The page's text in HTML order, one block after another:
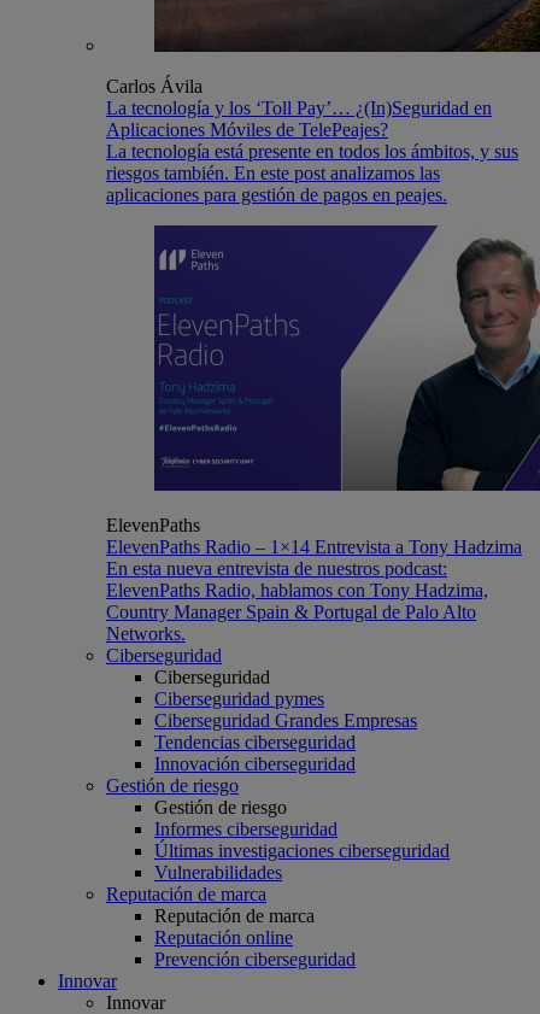
Carlos Ávila
La tecnología y los ‘Toll Pay’… ¿(In)Seguridad en
Aplicaciones Móviles de TelePeajes?
La tecnología está presente en todos los ámbitos, y sus
riesgos también. En este post analizamos las
aplicaciones para gestión de pagos en peajes.
ElevenPaths
ElevenPaths Radio – 1×14 Entrevista a Tony Hadzima
En esta nueva entrevista de nuestros podcast:
ElevenPaths Radio, hablamos con Tony Hadzima,
Country Manager Spain & Portugal de Palo Alto
Networks.
Ciberseguridad
Ciberseguridad
Ciberseguridad pymes
Ciberseguridad Grandes Empresas
Tendencias ciberseguridad
Innovación ciberseguridad
Gestión de riesgo
Gestión de riesgo
Informes ciberseguridad
Últimas investigaciones ciberseguridad
Vulnerabilidades
Reputación de marca
Reputación de marca
Reputación online
Prevención ciberseguridad
Innovar
Innovar